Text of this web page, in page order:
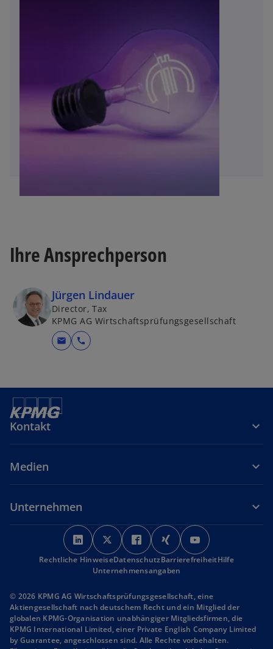
Ihre Ansprechperson
Jürgen Lindauer
Director, Tax
KPMG AG Wirtschaftsprüfungsgesellschaft
mail call
Kontakt
Medien
Unternehmen
w
i
r
d
n
e
i
w
i
r
d
n
e
i
w
i
r
d
n
e
i
w
i
r
i
n
e
i
i
r
n
e
i
Rechtliche HinweiseDatenschutzBarrierefreiheitHilfe
Unternehmensangaben
© 2026 KPMG AG Wirtschaftsprüfungsgesellschaft, eine
Aktiengesellschaft nach deutschem Recht und ein Mitglied der
globalen KPMG-Organisation unabhängiger Mitgliedsfirmen, die
KPMG International Limited, einer Private English Company Limited
by Guarantee, angeschlossen sind. Alle Rechte vorbehalten.